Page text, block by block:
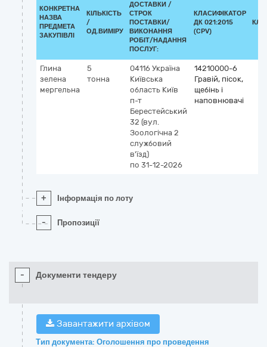
КОНКРЕТНА
НАЗВА
ПРЕДМЕТА
ЗАКУПІВЛІ
КІЛЬКІСТЬ
/
ОД.ВИМІРУ
ДОСТАВКИ /
СТРОК
ПОСТАВКИ/
ВИКОНАННЯ
РОБІТ/НАДАННЯ
ПОСЛУГ:
КЛАСИФІКАТОР
ДК 021:2015
(CPV)
Глина
зелена
мергельна
5
тонна
04116 Україна
Київська
область Київ
п-т
Берестейський
32 (вул.
Зоологічна 2
службовий
в'їзд)
по 31-12-2026
14210000-6
Гравій, пісок,
щебінь і
наповнювачі
+ Інформація по лоту
- Пропозиції
- Документи тендеру
Завантажити архівом
Тип документа: Оголошення про проведення